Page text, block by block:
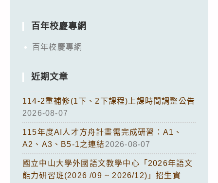
百年校慶專網
百年校慶專網
近期文章
114-2重補修(1下、2下課程)上課時間調整公告
2026-08-07
115年度AI人才方舟計畫需完成研習：A1、
A2、A3、B5-1之連結2026-08-07
國立中山大學外國語文教學中心「2026年語文
能力研習班(2026 /09 ~ 2026/12)」招生資